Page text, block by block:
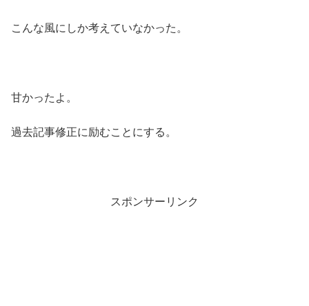
こんな風にしか考えていなかった。
甘かったよ。
過去記事修正に励むことにする。
スポンサーリンク